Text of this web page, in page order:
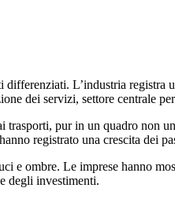
differenziati. L’industria
dei servizi, settore centrale
pur in un quadro non
registrato una crescita dei
e ombre. Le imprese hanno
degli investimenti.